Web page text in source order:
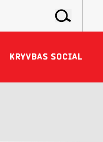
KRYVBAS SOCIAL